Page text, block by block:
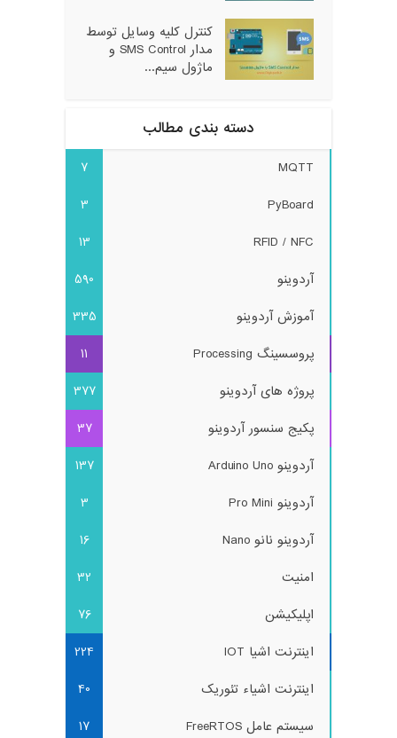
کنترل کلیه وسایل توسط
مدار SMS Control و
ماژول سیم...
دسته بندی مطالب
MQTT
7
PyBoard
3
RFID / NFC
13
آردوینو
590
آموزش آردوینو
335
پروسسینگ Processing
11
پروژه های آردوینو
377
پکیج سنسور آردوینو
37
آردوینو Arduino Uno
137
آردوینو Pro Mini
3
آردوینو نانو Nano
16
امنیت
32
اپلیکیشن
76
اینترنت اشیا IOT
224
اینترنت اشیاء تئوریک
40
سیستم عامل FreeRTOS
17